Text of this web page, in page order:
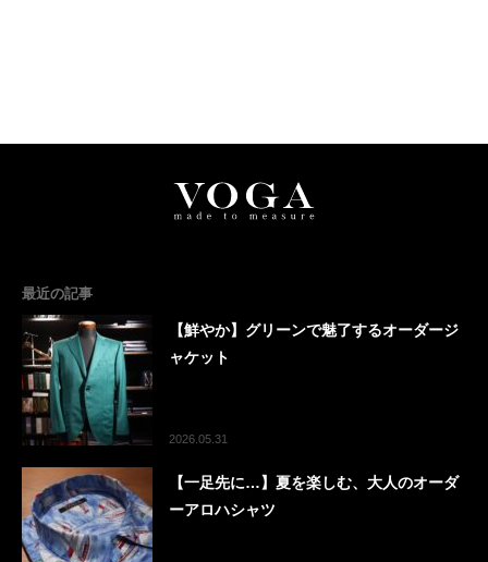
最近の記事
【鮮やか】グリーンで魅了するオーダージ
ャケット
2026.05.31
【一足先に…】夏を楽しむ、大人のオーダ
ーアロハシャツ